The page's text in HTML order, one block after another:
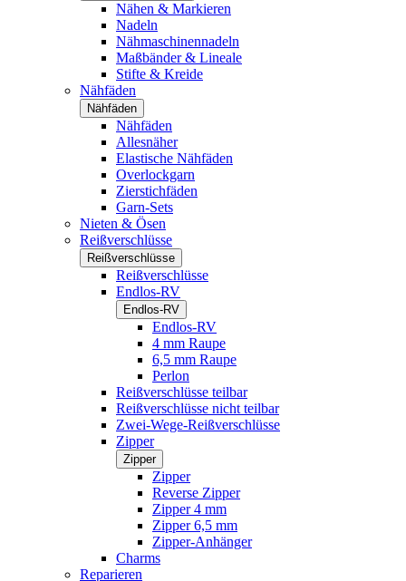
Nähen & Markieren
Nadeln
Nähmaschinennadeln
Maßbänder & Lineale
Stifte & Kreide
Nähfäden
Nähfäden
Nähfäden
Allesnäher
Elastische Nähfäden
Overlockgarn
Zierstichfäden
Garn-Sets
Nieten & Ösen
Reißverschlüsse
Reißverschlüsse
Reißverschlüsse
Endlos-RV
Endlos-RV
Endlos-RV
4 mm Raupe
6,5 mm Raupe
Perlon
Reißverschlüsse teilbar
Reißverschlüsse nicht teilbar
Zwei-Wege-Reißverschlüsse
Zipper
Zipper
Zipper
Reverse Zipper
Zipper 4 mm
Zipper 6,5 mm
Zipper-Anhänger
Charms
Reparieren